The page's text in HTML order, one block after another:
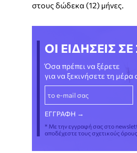
στους δώδεκα (12) μήνες.
ΟΙ ΕΙΔΗΣΕΙΣ ΣΕ
Όσα πρέπει να ξέρετε
για να ξεκινήσετε τη μέρα
* Με την εγγραφή σας στο
αποδέχεστε τους σχετικούς